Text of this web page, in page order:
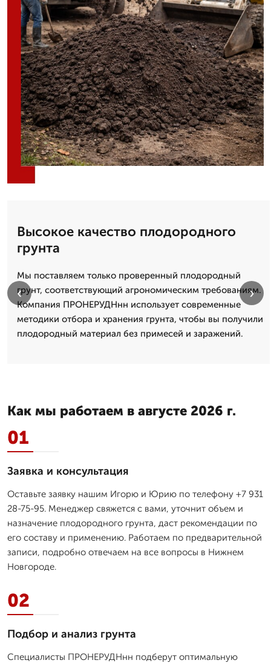
Высокое качество плодородного
грунта
Мы поставляем только проверенный плодородный
грунт, соответствующий агрономическим требованиям.
Компания ПРОНЕРУДНнн использует современные
методики отбора и хранения грунта, чтобы вы получили
плодородный материал без примесей и заражений.
‹ ›
Как мы работаем в августе 2026 г.
01
Заявка и консультация
Оставьте заявку нашим Игорю и Юрию по телефону +7 931
28-75-95. Менеджер свяжется с вами, уточнит объем и
назначение плодородного грунта, даст рекомендации по
его составу и применению. Работаем по предварительной
записи, подробно отвечаем на все вопросы в Нижнем
Новгороде.
02
Подбор и анализ грунта
Специалисты ПРОНЕРУДНнн подберут оптимальную